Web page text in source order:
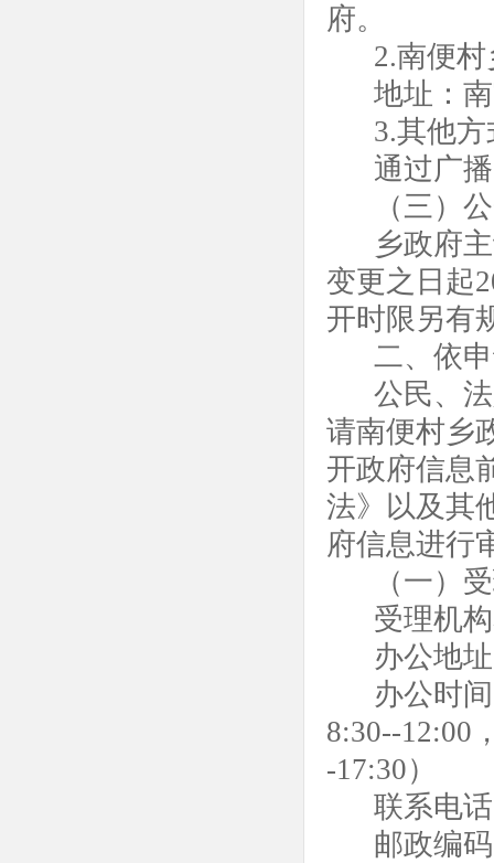
府。
2.南便
地址：
3.其他方
通过广
（三）
乡政府
变更之日起
开时限另有
二、依
公民、
请南便村乡
开政府信息
法》以及其
府信息进行
（一）
受理机
办公地
办公时
8:30--12:00
-17:30）
联系电
邮政编